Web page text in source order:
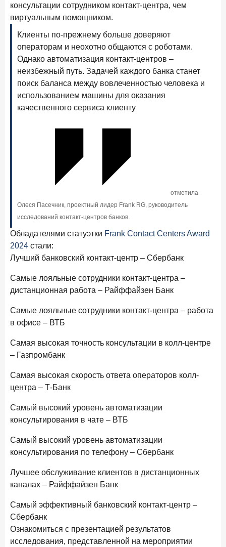
8 июня 2026 года ИССЛЕДОВАНИЕ
По итогам мая 2026 года объем выдач кредитов
4 июня 2026 года ИССЛЕДОВАНИЕ
Синергия интеллектов: будущее контакт-центров в
партнерстве человека и технологий
1 июня 2026 года
В борьбе за сбережения россиян банки учатся
понимать контекст
28 мая 2026 года
Ипотека в России: итоги апреля 2026 года в цифрах
13 мая 2026 года ИССЛЕДОВАНИЕ
«Ни один зарубежный private банк не может
сравниться с российским»
6 мая 2026 года
По итогам апреля 2026 года объем выдач кредитов
29 апреля 2026 года ИССЛЕДОВАНИЕ
продуктов усиливается
Привязанность побеждает ставку? Как выбирают банк
для сбережений в 2026 году
27 апреля 2026 года ИССЛЕДОВАНИЕ
Банки скорректировали доходность вкладов после
Цифра дня
Средний срок ипотечных кредитов в России
24,9лет
Frank Data. Ипотека
Ипотека. Итоги работы крупнейших ипотечных банков
в марте 2026 года
консультации сотрудником контакт-центра, чем
виртуальным помощником.
Клиенты по-прежнему больше доверяют
операторам и неохотно общаются с роботами.
Однако автоматизация контакт-центров –
неизбежный путь. Задачей каждого банка станет
поиск баланса между вовлеченностью человека и
использованием машины для оказания
качественного сервиса клиенту
отметила
Олеся Пасечник, проектный лидер Frank RG, руководитель
исследований контакт-центров банков.
Обладателями статуэтки Frank Contact Centers Award
2024 стали:
Лучший банковский контакт-центр – Сбербанк
Самые лояльные сотрудники контакт-центра –
дистанционная работа – Райффайзен Банк
Самые лояльные сотрудники контакт-центра – работа
в офисе – ВТБ
Самая высокая точность консультации в колл-центре
– Газпромбанк
Самая высокая скорость ответа операторов колл-
центра – Т-Банк
Самый высокий уровень автоматизации
консультирования в чате – ВТБ
Самый высокий уровень автоматизации
консультирования по телефону – Сбербанк
Лучшее обслуживание клиентов в дистанционных
каналах – Райффайзен Банк
Самый эффективный банковский контакт-центр –
Сбербанк
Ознакомиться с презентацией результатов
исследования, представленной на мероприятии